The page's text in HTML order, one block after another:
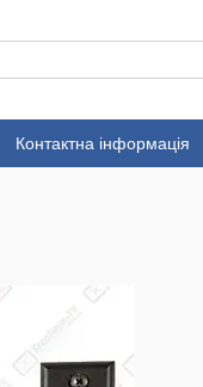
Контактна інформація